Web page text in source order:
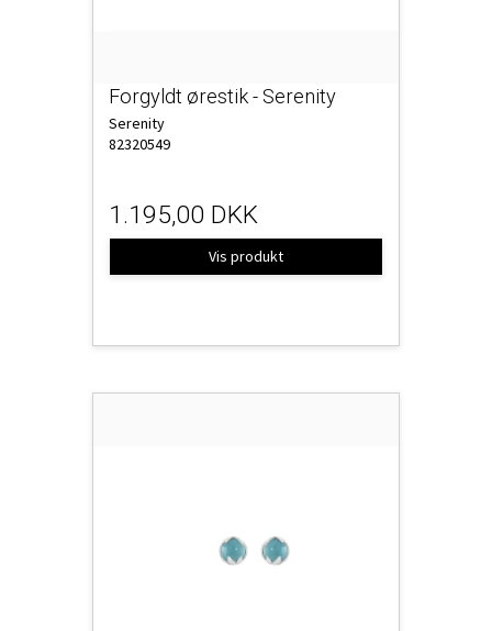
Forgyldt ørestik - Serenity
Serenity
82320549
1.195,00 DKK
Vis produkt